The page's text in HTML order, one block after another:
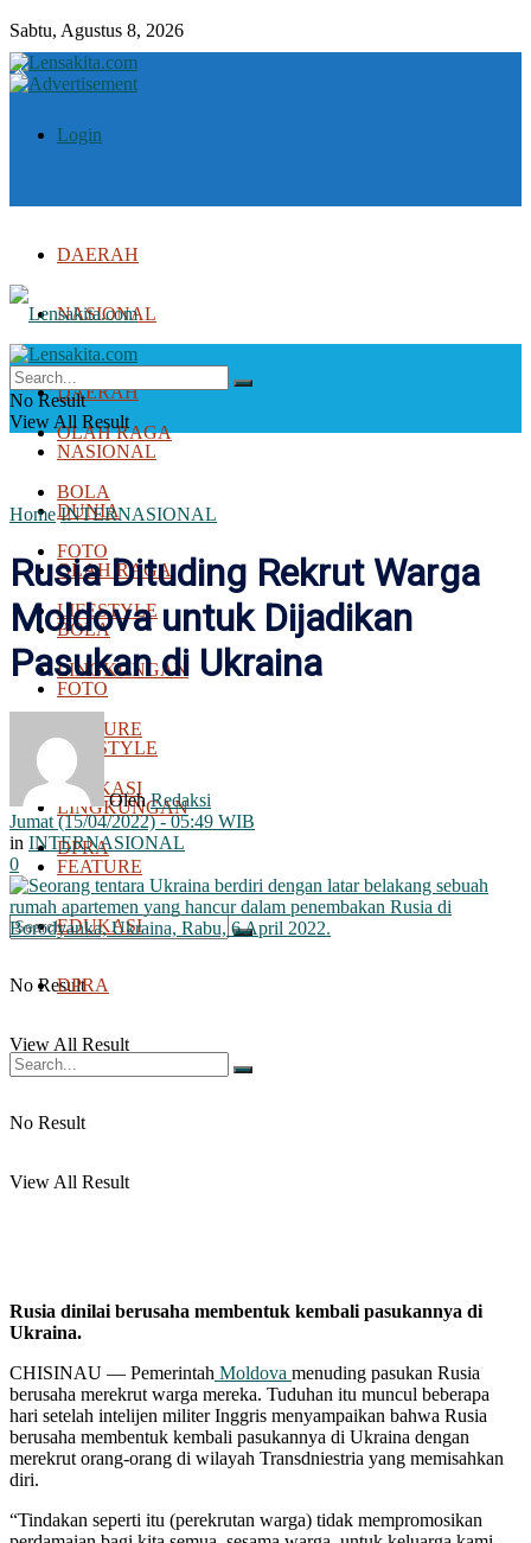
Sabtu, Agustus 8, 2026
Login
DAERAH
NASIONAL
DUNIA
OLAH RAGA
BOLA
FOTO
LIFESTYLE
LINGKUNGAN
FEATURE
EDUKASI
DPRA
No Result
View All Result
DAERAH
NASIONAL
DUNIA
OLAH RAGA
BOLA
FOTO
LIFESTYLE
LINGKUNGAN
FEATURE
EDUKASI
DPRA
No Result
View All Result
No Result
View All Result
Home INTERNASIONAL
Rusia Dituding Rekrut Warga
Moldova untuk Dijadikan
Pasukan di Ukraina
Oleh Redaksi
Jumat (15/04/2022) - 05:49 WIB
in INTERNASIONAL
0
Rusia dinilai berusaha membentuk kembali pasukannya di
Ukraina.
CHISINAU — Pemerintah Moldova menuding pasukan Rusia
berusaha merekrut warga mereka. Tuduhan itu muncul beberapa
hari setelah intelijen militer Inggris menyampaikan bahwa Rusia
berusaha membentuk kembali pasukannya di Ukraina dengan
merekrut orang-orang di wilayah Transdniestria yang memisahkan
diri.
“Tindakan seperti itu (perekrutan warga) tidak mempromosikan